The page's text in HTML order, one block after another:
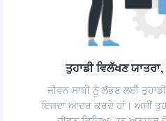
ਤੁਹਾਡੀ ਵਿਲੱਖਣ
ਜੀਵਨ ਸਾਥੀ ਨੂੰ ਲੱਭਣ ਲਈ
ਇਸਦਾ ਆਦਰ ਕਰਦੇ ਹਾਂ। ਅਸੀਂ